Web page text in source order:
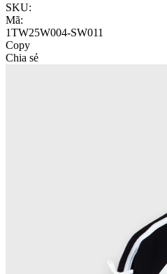
SKU:
Mã:
1TW25W004-SW011
Copy
Chia sẻ